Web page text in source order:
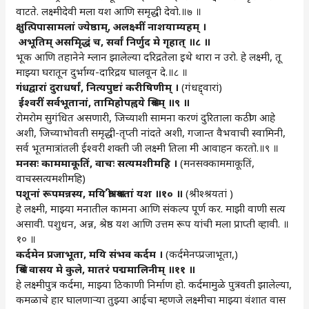
वाटते. लक्ष्मीदेवी मला यश आणि समृद्धी देवो.॥७ ॥
क्षुत्पिपासामलां ज्येष्ठाम्‌‍, अलक्ष्मीं नाशयाम्यहम्‌‍ ।
अभूतिम्‌‍ असमृिद्धं च, सर्वां निर्णुद मे गृहात्‌‍ ॥८ ॥
भूक आणि तहानेने म्लान झालेल्या दरिद्रतेला इथे थारा न उरो. हे लक्ष्मी, तू
माझ्या घरातून दुर्भाग्य-दारिद्रय घालवून दे.॥८ ॥
गंधद्वारां दुराधर्षां, नित्यपुष्टां करीषिणीम्‌‍ । (गंधद्द्वारां)
ईश्वरीं सर्वभूतानां, तामिहोपह्वये श्रियम्‌‍ ॥९ ॥
रोमरोम सुगंधित असणारी, जिच्याशी सामना करणं दुरिताला कठीण आहे
अशी, जिच्याभोवती समृद्धी-तृप्ती नांदते अशी, गजान्त वैभवाची स्वामिनी,
सर्व भूतमात्रांतली ईश्वरी शक्ती जी लक्ष्मी तिला मी आवाहन करतो.॥९ ॥
मनसः काममाकूतिं, वाचः सत्यमशीमहि । (मनसक्काममाकूतिं,
वाचस्सत्यमशीमहि)
पशूनां रूपमन्नस्य, मयि श्रीः श्रयतां यश ॥१० ॥ (श्रीश्श्रयतां )
हे लक्ष्मी, माझ्या मनातील कामना आणि संकल्प पूर्ण कर. माझी वाणी सत्य
असावी. पशुधन, अन्न, श्रेष्ठ यश आणि उत्तम रूप यांची मला प्राप्ती व्हावी. ॥
१० ॥
कर्दमेन प्रजाभूता, मयि संभव कर्दम । (कर्दमेनप्प्रजाभूता,)
श्रियं वासय मे कुले, मातरं पद्ममालिनीम्‌‍ ॥११ ॥
हे लक्ष्मीपुत्र कर्दमा, माझ्या ठिकाणी निर्माण हो. कर्दमामुळे पुत्रवती झालेल्या,
कमळाचे हार घालणाऱ्या तुझ्या आईचा म्हणजे लक्ष्मीचा माझ्या वंशात वास